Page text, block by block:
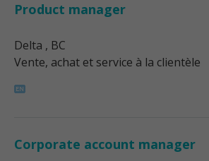
Product manager
Delta , BC
Vente, achat et service à la clientèle
Corporate account manager